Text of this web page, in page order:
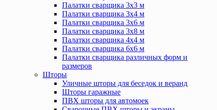
Палатки сварщика 3х3 м
Палатки сварщика 3х4 м
Палатки сварщика 3х6 м
Палатки сварщика 3х8 м
Палатки сварщика 4х4 м
Палатки сварщика 6х6 м
Палатки сварщика различных форм и
размеров
Шторы
Уличные шторы для беседок и веранд
Шторы гаражные
ПВХ шторы для автомоек